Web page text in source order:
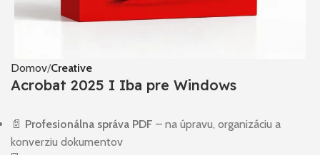
Domov Creative
Acrobat 2025 I Iba pre Windows
📄 Profesionálna správa PDF – na úpravu, organizáciu a
konverziu dokumentov